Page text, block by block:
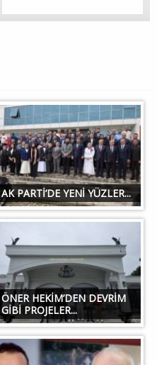
AK PARTİ’DE YENİ YÜZLER...
ÖNER HEKİM’DEN DEVRİM
GİBİ PROJELER...